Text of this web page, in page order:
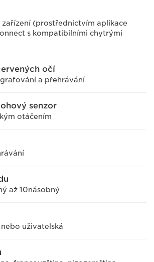
zařízení (prostřednictvím aplikace
s kompatibilními chytrými
očí
a přehrávání
senzor
otáčením
až 10násobný
nebo uživatelská